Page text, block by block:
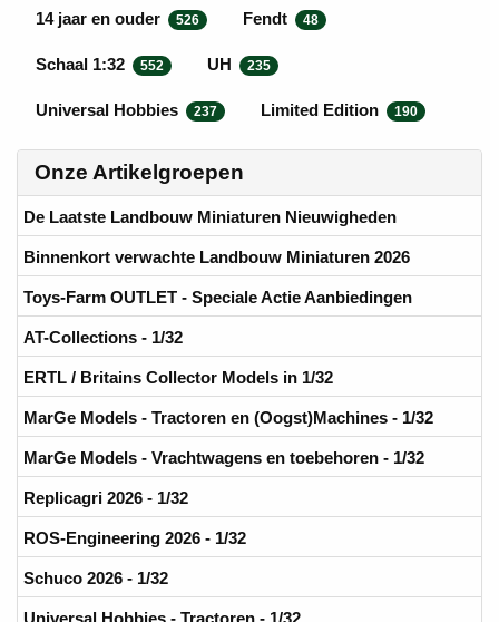
Onze Artikelgroepen
De Laatste Landbouw Miniaturen Nieuwigheden
Binnenkort verwachte Landbouw Miniaturen 2026
Toys-Farm OUTLET - Speciale Actie Aanbiedingen
AT-Collections - 1/32
ERTL / Britains Collector Models in 1/32
MarGe Models - Tractoren en (Oogst)Machines - 1/32
MarGe Models - Vrachtwagens en toebehoren - 1/32
Replicagri 2026 - 1/32
ROS-Engineering 2026 - 1/32
Schuco 2026 - 1/32
Universal Hobbies - Tractoren - 1/32
14 jaar en ouder 526 Fendt 48
Schaal 1:32 552 UH 235
Universal Hobbies 237 Limited Edition 190